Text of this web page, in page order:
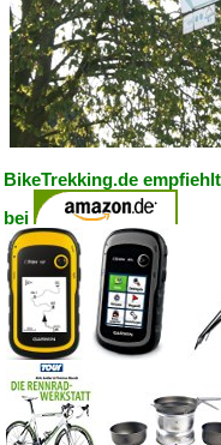
BikeTrekking.de
bei